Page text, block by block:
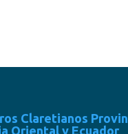
Claretianos
Oriental y Ecuador